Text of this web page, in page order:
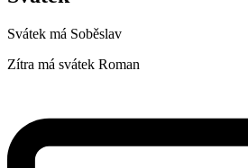
Svátek má Soběslav
Zítra má svátek Roman